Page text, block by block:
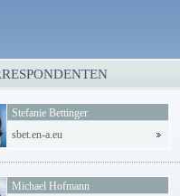
Stefanie Bettinger
sbet.en-a.eu
Michael Hofmann